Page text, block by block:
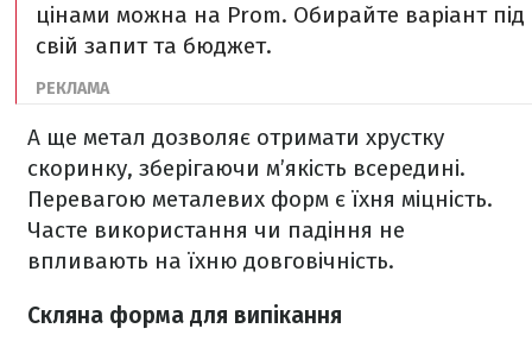
цінами можна на Prom. Обирайте варіант під
свій запит та бюджет.
А ще метал дозволяє отримати хрустку
скоринку, зберігаючи м’якість всередині.
Перевагою металевих форм є їхня міцність.
Часте використання чи падіння не
впливають на їхню довговічність.
Скляна форма для випікання